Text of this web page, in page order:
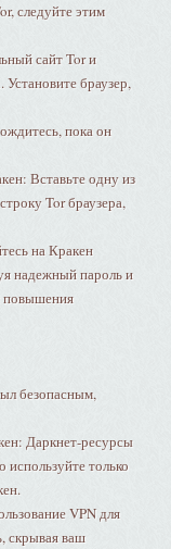
следуйте этим
сайт Tor и
браузер,
пока он
Вставьте одну из
Tor браузера,
на Кракен
надежный пароль и
повышения
безопасным,
Даркнет-ресурсы
используйте только
VPN для
скрывая ваш